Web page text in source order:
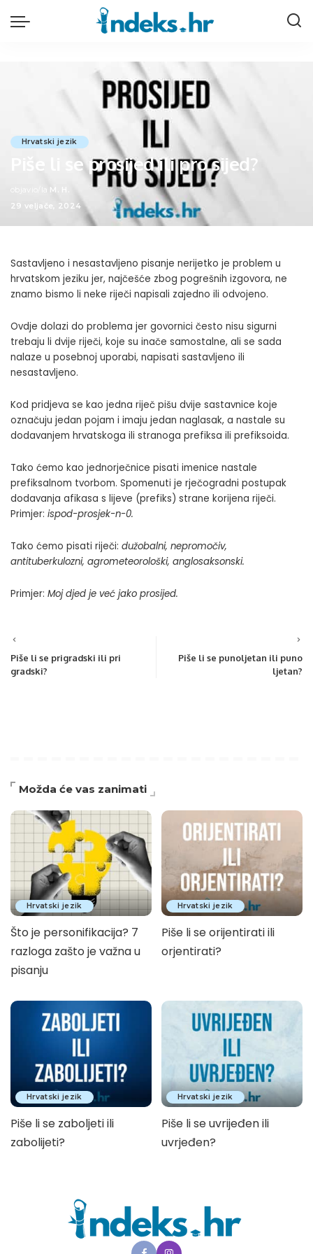
Hrvatski jezik
Piše li se prosijed ili pro sijed?
Posted
by
objavio/la M. H.
29 veljače, 2024
Sastavljeno i nesastavljeno pisanje nerijetko je problem u
hrvatskom jeziku jer, najčešće zbog pogrešnih izgovora, ne
znamo bismo li neke riječi napisali zajedno ili odvojeno.
Ovdje dolazi do problema jer govornici često nisu sigurni
trebaju li dvije riječi, koje su inače samostalne, ali se sada
nalaze u posebnoj uporabi, napisati sastavljeno ili
nesastavljeno.
Kod pridjeva se kao jedna riječ pišu dvije sastavnice koje
označuju jedan pojam i imaju jedan naglasak, a nastale su
dodavanjem hrvatskoga ili stranoga prefiksa ili prefiksoida.
Tako ćemo kao jednorječnice pisati imenice nastale
prefiksalnom tvorbom. Spomenuti je rječogradni postupak
dodavanja afikasa s lijeve (prefiks) strane korijena riječi.
Primjer: ispod-prosjek-n-0.
Tako ćemo pisati riječi: dužobalni, nepromočiv,
antituberkulozni, agrometeorološki, anglosaksonski.
Primjer: Moj djed je već jako prosijed.
Piše li se prigradski ili pri
gradski?
Piše li se punoljetan ili puno
ljetan?
Možda će vas zanimati
Hrvatski jezik
Što je personifikacija? 7
razloga zašto je važna u
pisanju
Hrvatski jezik
Piše li se orijentirati ili
orjentirati?
Hrvatski jezik
Piše li se zaboljeti ili
zabolijeti?
Hrvatski jezik
Piše li se uvrijeđen ili
uvrjeđen?